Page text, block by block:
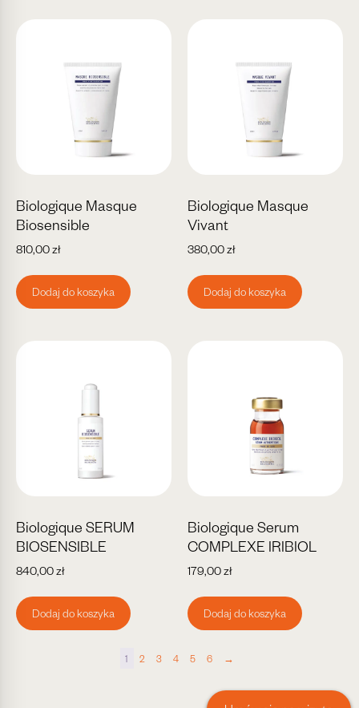
Biologique Masque
Biosensible
810,00zł
Dodaj do koszyka
Biologique Masque
Vivant
380,00zł
Dodaj do koszyka
Biologique SERUM
BIOSENSIBLE
840,00zł
Dodaj do koszyka
Biologique Serum
COMPLEXE IRIBIOL
179,00zł
Dodaj do koszyka
1 2 3 4 5 6 →